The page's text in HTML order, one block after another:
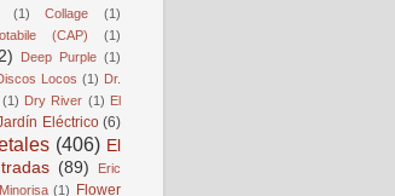
(1) Collage
(1)
(CAP)
(1)
Deep Purple (1)
Locos (1) Dr.
(1) Dry River (1) El
Eléctrico (6)
(406) El
(89)
Eric
(1) Flower